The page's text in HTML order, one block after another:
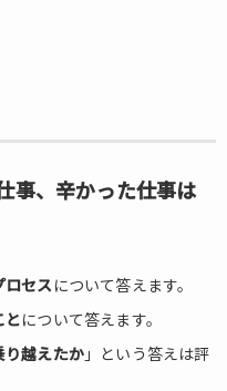
事、辛かった仕事は
ロセス について答えます。
とについて答えます。
り越えたか 」という答えは評